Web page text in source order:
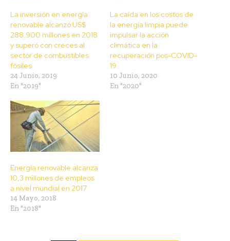
La inversión en energía
renovable alcanzó US$
288.900 millones en 2018
y superó con creces al
sector de combustibles
fósiles
24 Junio, 2019
En "2019"
La caída en los costos de
la energía limpia puede
impulsar la acción
climática en la
recuperación pos-COVID-
19
10 Junio, 2020
En "2020"
Energía renovable alcanza
10,3 millones de empleos
a nivel mundial en 2017
14 Mayo, 2018
En "2018"